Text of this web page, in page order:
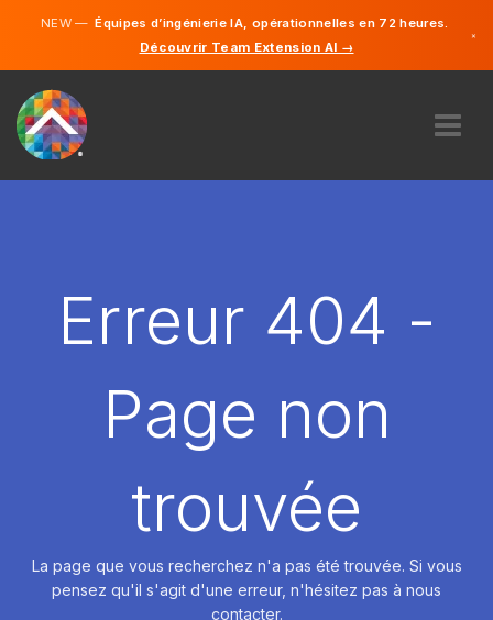
NEW —Équipes d’ingénierie IA, opérationnelles en 72 heures.
Découvrir Team Extension AI →
×
DÉMARRER
Erreur 404 -
Page non
trouvée
La page que vous recherchez n'a pas été trouvée. Si vous
pensez qu'il s'agit d'une erreur, n'hésitez pas à nous
contacter.